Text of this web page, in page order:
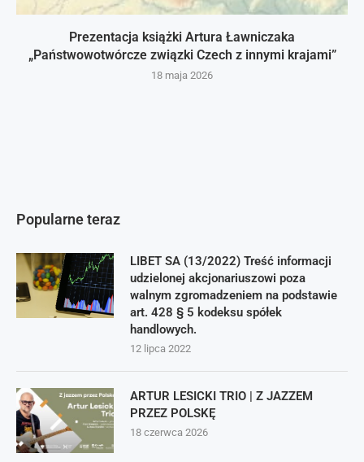
Prezentacja książki Artura Ławniczaka
„Państwowotwórcze związki Czech z innymi krajami”
18 maja 2026
Popularne teraz
LIBET SA (13/2022) Treść informacji
udzielonej akcjonariuszowi poza
walnym zgromadzeniem na podstawie
art. 428 § 5 kodeksu spółek
handlowych.
12 lipca 2022
ARTUR LESICKI TRIO | Z JAZZEM
PRZEZ POLSKĘ
18 czerwca 2026